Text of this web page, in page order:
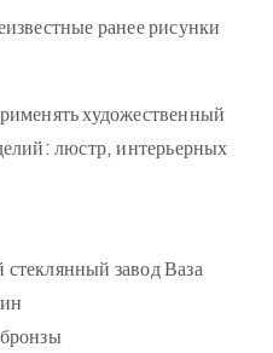
ранее рисунки
художественный
люстр, интерьерных
завод Ваза